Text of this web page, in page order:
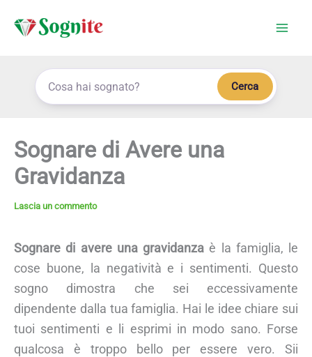
Cerca
Sognare di Avere una
Gravidanza
Lascia un commento
Sognare di avere una gravidanza è la famiglia, le
cose buone, la negatività e i sentimenti. Questo
sogno dimostra che sei eccessivamente
dipendente dalla tua famiglia. Hai le idee chiare sui
tuoi sentimenti e li esprimi in modo sano. Forse
qualcosa è troppo bello per essere vero. Sii